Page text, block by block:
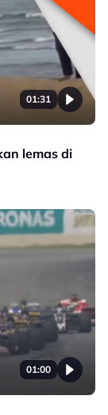
01:31
lemas di
01:00